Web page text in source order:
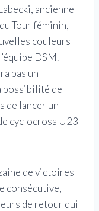
ancienne
Tour féminin,
couleurs
DSM.
pas un
possibilité de
de lancer un
cyclocross U23
de victoires
consécutive,
de retour qui